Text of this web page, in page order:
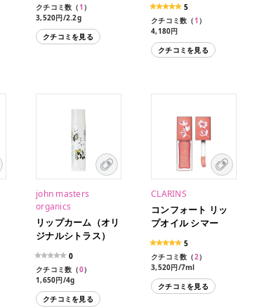
クチコミ数（1 ）
3,520円/2.2g
3,520円/2.2g（限定品）
クチコミを見る
5
クチコミ数（1 ）
4,180円
クチコミを見る
john masters
organics
リップカーム（オリ
ジナルシトラス）
0
クチコミ数（0）
1,650円/4g
1,650円/4g（限定パッケ
ージ）
クチコミを見る
CLARINS
コンフォート リッ
プオイル シマー
5
クチコミ数（2）
3,520円/7ml
クチコミを見る